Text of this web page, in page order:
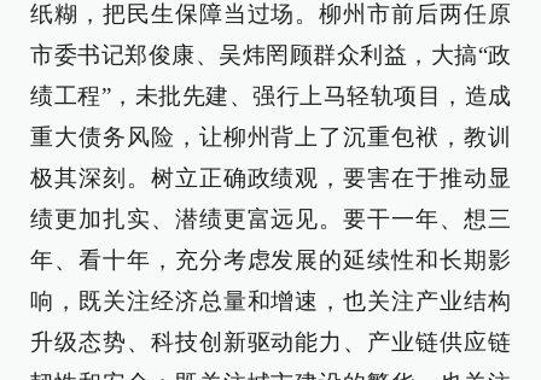
纸糊，把民生保障当过场。柳州市前后两任原
市委书记郑俊康、吴炜罔顾群众利益，大搞“政
绩工程”，未批先建、强行上马轻轨项目，造成
重大债务风险，让柳州背上了沉重包袱，教训
极其深刻。树立正确政绩观，要害在于推动显
绩更加扎实、潜绩更富远见。要干一年、想三
年、看十年，充分考虑发展的延续性和长期影
响，既关注经济总量和增速，也关注产业结构
升级态势、科技创新驱动能力、产业链供应链